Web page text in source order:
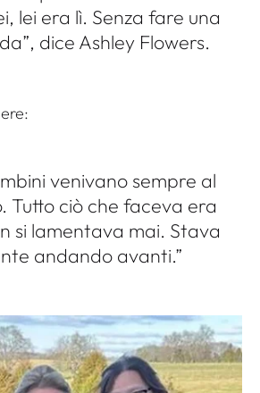
lei era lì. Senza fare una
dice Ashley Flowers.
venivano sempre al
Tutto ciò che faceva era
si lamentava mai. Stava
andando avanti.”